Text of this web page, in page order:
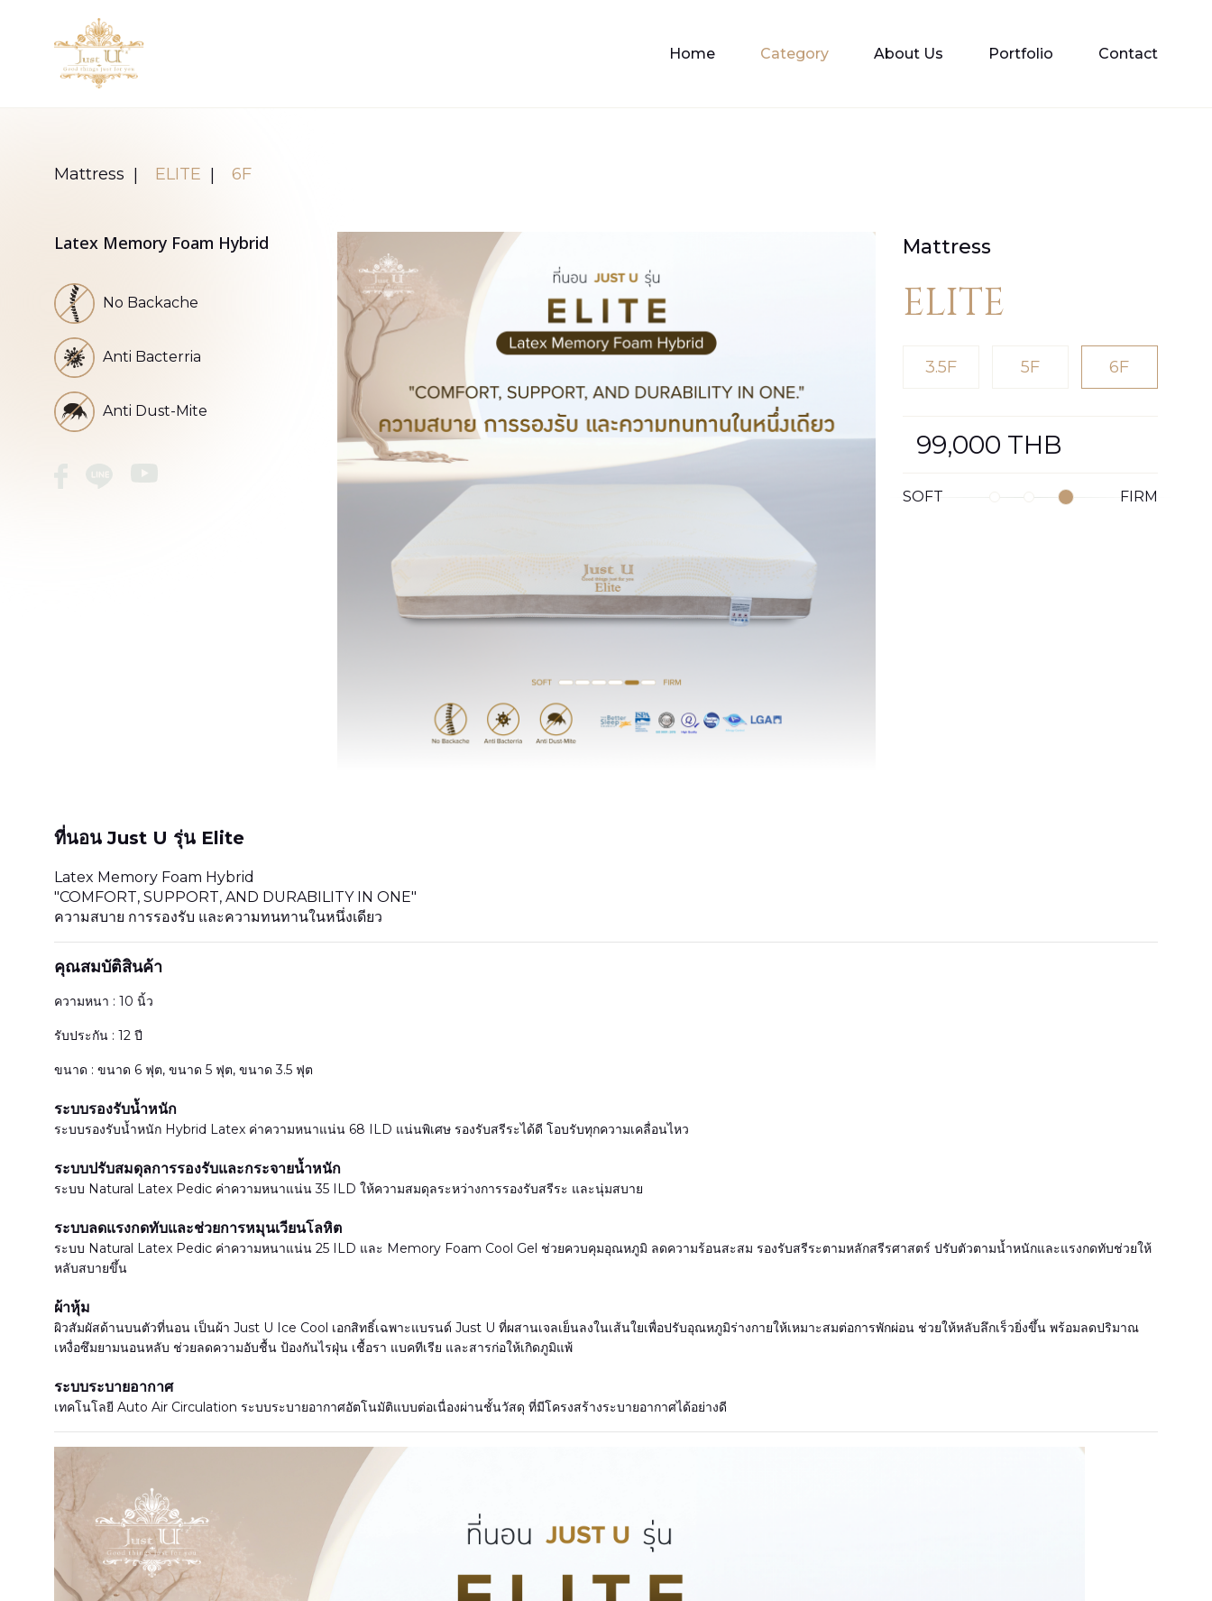
Home Category About Us Portfolio Contact
Mattress ELITE 6F
Latex Memory Foam Hybrid
No Backache
Anti Bacterria
Anti Dust-Mite
Mattress
ELITE
3.5F 5F 6F
99,000 THB
SOFT FIRM
ที่นอน Just U รุ่น Elite
Latex Memory Foam Hybrid
"COMFORT, SUPPORT, AND DURABILITY IN ONE"
ความสบาย การรองรับ และความทนทานในหนึ่งเดียว
คุณสมบัติสินค้า
ความหนา : 10 นิ้ว
รับประกัน : 12 ปี
ขนาด : ขนาด 6 ฟุต, ขนาด 5 ฟุต, ขนาด 3.5 ฟุต
ระบบรองรับน้ำหนัก
ระบบรองรับน้ำหนัก Hybrid Latex ค่าความหนาแน่น 68 ILD แน่นพิเศษ รองรับสรีระได้ดี โอบรับทุกความเคลื่อนไหว
ระบบปรับสมดุลการรองรับและกระจายน้ำหนัก
ระบบ Natural Latex Pedic ค่าความหนาแน่น 35 ILD ให้ความสมดุลระหว่างการรองรับสรีระ และนุ่มสบาย
ระบบลดแรงกดทับและช่วยการหมุนเวียนโลหิต
ระบบ Natural Latex Pedic ค่าความหนาแน่น 25 ILD และ Memory Foam Cool Gel ช่วยควบคุมอุณหภูมิ ลดความร้อนสะสม รองรับสรีระตามหลักสรีรศาสตร์ ปรับตัวตามน้ำหนักและแรงกดทับช่วยให้
หลับสบายขึ้น
ผ้าหุ้ม
ผิวสัมผัสด้านบนตัวที่นอน เป็นผ้า Just U Ice Cool เอกสิทธิ์เฉพาะแบรนด์ Just U ที่ผสานเจลเย็นลงในเส้นใยเพื่อปรับอุณหภูมิร่างกายให้เหมาะสมต่อการพักผ่อน ช่วยให้หลับลึกเร็วยิ่งขึ้น พร้อมลดปริมาณ
เหงื่อซึมยามนอนหลับ ช่วยลดความอับชื้น ป้องกันไรฝุ่น เชื้อรา แบคทีเรีย และสารก่อให้เกิดภูมิแพ้
ระบบระบายอากาศ
เทคโนโลยี Auto Air Circulation ระบบระบายอากาศอัตโนมัติแบบต่อเนื่องผ่านชั้นวัสดุ ที่มีโครงสร้างระบายอากาศได้อย่างดี